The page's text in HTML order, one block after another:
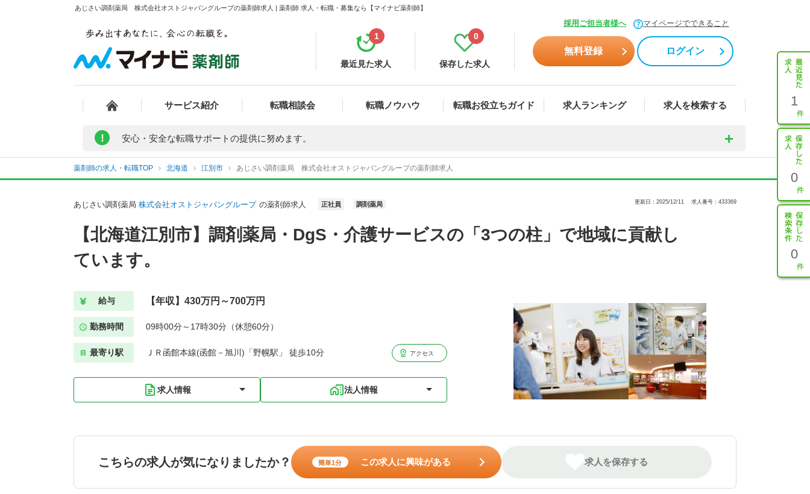
あじさい調剤薬局 株式会社オストジャパングループの薬剤師求人 | 薬剤師 求人・転職・募集なら【マイナビ薬剤師】
採用ご担当者様へ マイページでできること
最近見た求人
1
保存した求人
0
無料登録 ログイン
サービス紹介 転職相談会 転職ノウハウ 転職お役立ちガイド 求人ランキング 求人を検索する 1
0
0
! 安心・安全な転職サポートの提供に努めます。
薬剤師の求人・転職TOP 北海道 江別市 あじさい調剤薬局 株式会社オストジャパングループの薬剤師求人
あじさい調剤薬局 株式会社オストジャパングループ の薬剤師求人 正社員 調剤薬局 更新日：2025/12/11 求人番号：433369
【北海道江別市】調剤薬局・DgS・介護サービスの「3つの柱」で地域に貢献し
ています。
給与 【年収】430万円～700万円
勤務時間 09時00分～17時30分（休憩60分）
最寄り駅 ＪＲ函館本線(函館－旭川)「野幌駅」 徒歩10分 アクセス
求人情報 法人情報
こちらの求人が気になりましたか？ 簡単1分 この求人に興味がある 求人を保存する